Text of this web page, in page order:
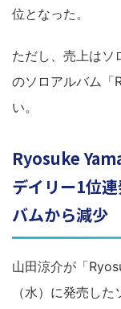
位となった。
ただし、売上は
のソロアルバム「
い。
Ryosuke
デイリー1位
バムから減少
山田涼介が「
（水）に発売し